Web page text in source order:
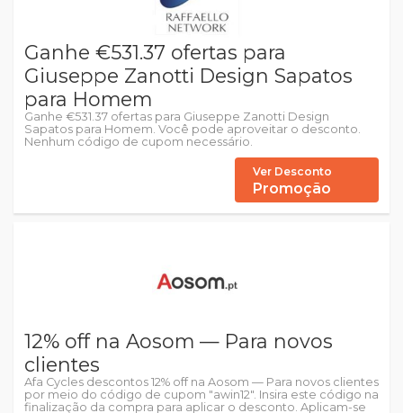
Ganhe €531.37 ofertas para
Giuseppe Zanotti Design Sapatos
para Homem
Ganhe €531.37 ofertas para Giuseppe Zanotti Design
Sapatos para Homem. Você pode aproveitar o desconto.
Nenhum código de cupom necessário.
Ver Desconto
Promoção
12% off na Aosom — Para novos
clientes
Afa Cycles descontos 12% off na Aosom — Para novos clientes
por meio do código de cupom "awin12". Insira este código na
finalização da compra para aplicar o desconto. Aplicam-se